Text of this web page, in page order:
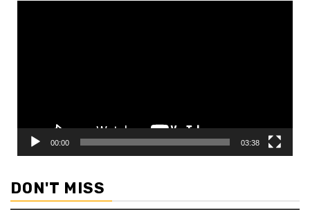
00:00 03:38
DON'T MISS